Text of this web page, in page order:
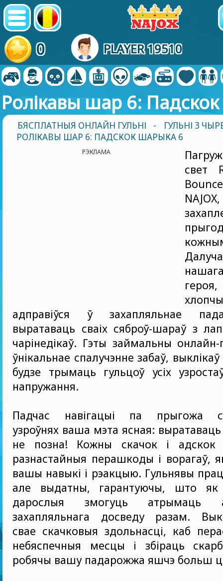
0 PLAYER 19510
Ролікавы шар 6:
БЯСПЛАТНЫЯ ОНЛАЙН ГУЛЬНІ -
ГУЛЬНІ З
РОЛІКАВЫ ШАР 6: ПАДСКОК ШАРЫКА 6
РЭКЛАМА
свет
адправіўся ў захапляльнае
выратаваць сваіх сяброў-шараў з
чарінедікаў. Гэты займальны онлайн-
ўнікальнае спалучэнне забаў,
будзе трымаць гульцоў усіх
напружання.
Падчас навігацыі па прыгожа
узроўнях ваша мэта ясная:
не позна! Кожны скачок і адскок
разнастайныя перашкоды і ворагаў,
вашы навыкі і рэакцыю. Гульнявы
але выдатны, гарантуючы, што як
дарослыя змогуць атрымаць
захапляльнага досведу разам.
свае скачковыя здольнасці, каб
небяспечныя месцы і збіраць
робячы вашу падарожжа яшчэ больш